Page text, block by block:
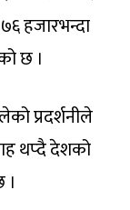
हजारभन्दा
छ ।
प्रदर्शनीले
थप्दै देशको
।